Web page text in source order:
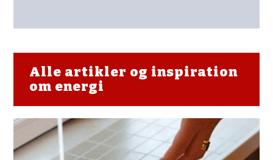
Alle artikler og inspiration
om energi